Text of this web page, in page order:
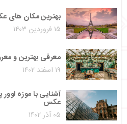
بهترین مکان های
۱۵ فروردین ۱۴۰۳
معرفی بهترین و
۱۹ اسفند ۱۴۰۲
آشنایی با موزه
عکس
۰۵ آذر ۱۴۰۲